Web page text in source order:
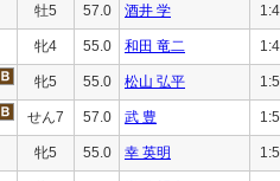
牡5 57.0 酒井 学
牝4 55.0 和田 竜二
牝5 55.0 松山 弘平
せん7 57.0 武 豊
牝5 55.0 幸 英明